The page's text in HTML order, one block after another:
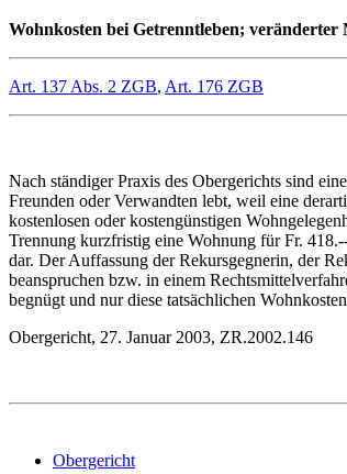
Wohnkosten bei Getrenntleben;
Art. 137 Abs. 2 ZGB, Art. 176 ZGB
Nach ständiger Praxis des Obergerichts sind
Freunden oder Verwandten lebt, weil eine
kostenlosen oder kostengünstigen
Trennung kurzfristig eine Wohnung für Fr.
dar. Der Auffassung der Rekursgegnerin, der
beanspruchen bzw. in einem
begnügt und nur diese tatsächlichen
Obergericht, 27. Januar 2003, ZR.2002.146
Obergericht